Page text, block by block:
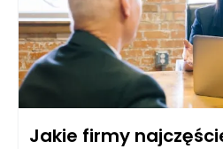
Jakie firmy